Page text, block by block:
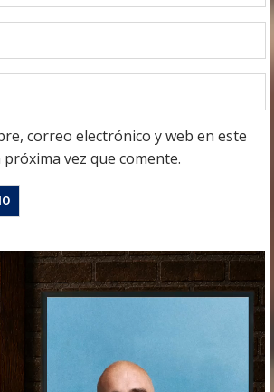
correo electrónico y web en este
vez que comente.